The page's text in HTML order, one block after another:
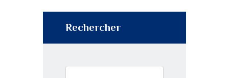
Rechercher